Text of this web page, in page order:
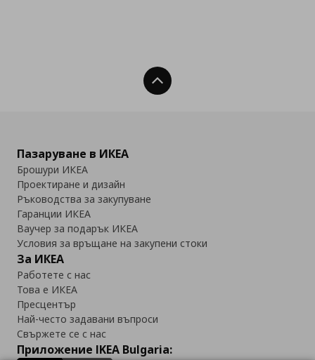
Нагоре
Пазаруване в ИКЕА
Брошури ИКЕА
Проектиране и дизайн
Ръководства за закупуване
Гаранции ИКЕА
Ваучер за подарък ИКЕА
Условия за връщане на закупени стоки
За ИКЕА
Работете с нас
Това е ИКЕА
Пресцентър
Най-често задавани въпроси
Свържете се с нас
Приложение IKEA Bulgaria: